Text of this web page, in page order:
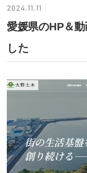
2024.11.11
愛媛県のHP＆
した